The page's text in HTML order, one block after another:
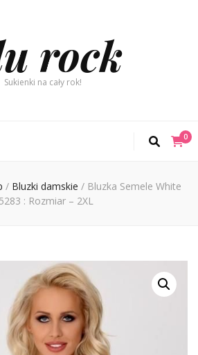
rock
Sukienki na cały rok!
0
/ Bluzki damskie / Bluzka Semele White
: Rozmiar – 2XL